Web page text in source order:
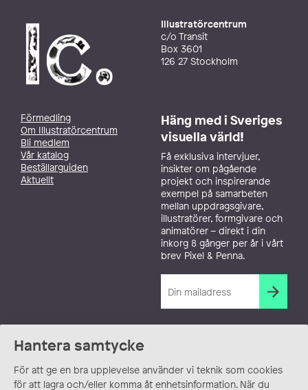
Hantera samtycke
För att ge en bra upplevelse använder vi teknik som cookies
för att lagra och/eller komma åt enhetsinformation. När du
Illustratörcentrum
c/o Transit
Box 3601
126 27 Stockholm
Förmedling
Om Illustratörcentrum
Bli medlem
Vår katalog
Beställarguiden
Aktuellt
Häng med i Sveriges
visuella värld!
Få exklusiva intervjuer,
insikter om pågående
projekt och inspirerande
exempel på samarbeten
mellan uppdragsgivare,
illustratörer, formgivare och
animatörer – direkt i din
inkorg 8 gånger per år i vårt
brev Pixel & Penna.